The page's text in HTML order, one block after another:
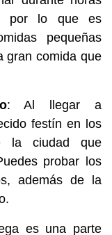
por lo que es
pequeñas
gran comida que
: Al llegar a
festín en los
la ciudad que
probar los
además de la
es una parte